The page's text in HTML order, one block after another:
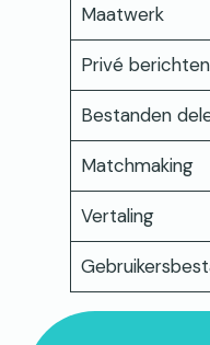
Maatwerk
Privé berichten
Bestanden
Matchmaking
Vertaling